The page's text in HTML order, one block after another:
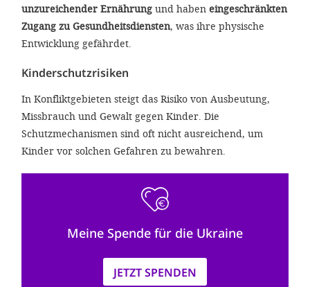
unzureichender Ernährung und haben eingeschränkten
Zugang zu Gesundheitsdiensten, was ihre physische
Entwicklung gefährdet.
Kinderschutzrisiken
In Konfliktgebieten steigt das Risiko von Ausbeutung,
Missbrauch und Gewalt gegen Kinder. Die
Schutzmechanismen sind oft nicht ausreichend, um
Kinder vor solchen Gefahren zu bewahren.
Meine Spende für die Ukraine
JETZT SPENDEN